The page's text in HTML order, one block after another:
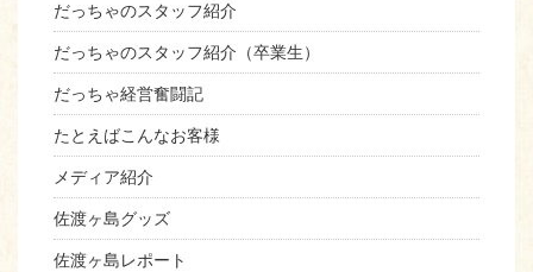
だっちゃのスタッフ紹介
だっちゃのスタッフ紹介（卒業生）
だっちゃ経営奮闘記
たとえばこんなお客様
メディア紹介
佐渡ヶ島グッズ
佐渡ヶ島レポート